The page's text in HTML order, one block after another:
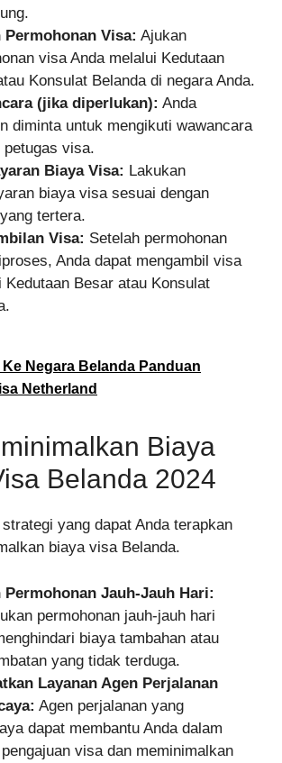
Permohonan Visa: Ajukan
visa Anda melalui Kedutaan
Konsulat Belanda di negara Anda.
(jika diperlukan): Anda
diminta untuk mengikuti wawancara
petugas visa.
Biaya Visa: Lakukan
biaya visa sesuai dengan
tertera.
Visa: Setelah permohonan
Anda dapat mengambil visa
Kedutaan Besar atau Konsulat
Negara Belanda Panduan
Netherland
Biaya
Belanda 2024
yang dapat Anda terapkan
biaya visa Belanda.
Permohonan Jauh-Jauh Hari:
permohonan jauh-jauh hari
biaya tambahan atau
yang tidak terduga.
Layanan Agen Perjalanan
Agen perjalanan yang
dapat membantu Anda dalam
visa dan meminimalkan